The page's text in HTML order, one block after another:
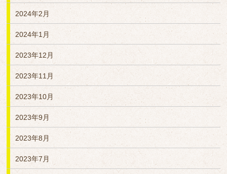
2024年2月
2024年1月
2023年12月
2023年11月
2023年10月
2023年9月
2023年8月
2023年7月